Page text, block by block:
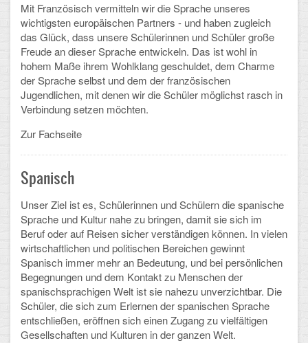
Schulzeitung: Der Gottfried
FÄCHER
Deutsch und Fremdsprachen
Ethik, Philosophie und Religion
Gesellschaftswissenschaften
Mathematik, Informatik und Naturwissenschaften
Musische Fächer
Sport
ORGANISATION
Abitur
Freistellung/Entschuldigung
Mit Französisch vermitteln wir die Sprache unseres
wichtigsten europäischen Partners - und haben zugleich
das Glück, dass unsere Schülerinnen und Schüler große
Freude an dieser Sprache entwickeln. Das ist wohl in
hohem Maße ihrem Wohlklang geschuldet, dem Charme
der Sprache selbst und dem der französischen
Jugendlichen, mit denen wir die Schüler möglichst rasch in
Verbindung setzen möchten.
Zur Fachseite
Spanisch
Unser Ziel ist es, Schülerinnen und Schülern die spanische
Sprache und Kultur nahe zu bringen, damit sie sich im
Beruf oder auf Reisen sicher verständigen können. In vielen
wirtschaftlichen und politischen Bereichen gewinnt
Spanisch immer mehr an Bedeutung, und bei persönlichen
Begegnungen und dem Kontakt zu Menschen der
spanischsprachigen Welt ist sie nahezu unverzichtbar. Die
Schüler, die sich zum Erlernen der spanischen Sprache
entschließen, eröffnen sich einen Zugang zu vielfältigen
Gesellschaften und Kulturen in der ganzen Welt.